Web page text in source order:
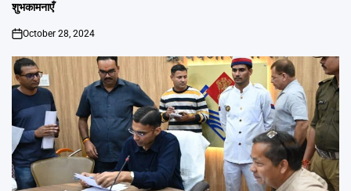
शुभकामनाएँ
on
October 28, 2024